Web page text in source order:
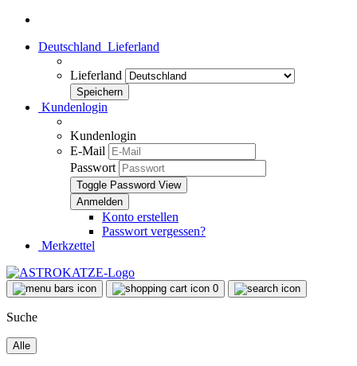
Deutschland Lieferland
Lieferland
Kundenlogin
Kundenlogin
E-Mail
Passwort
Toggle Password View
Konto erstellen
Passwort vergessen?
Merkzettel
0
Suche
Alle